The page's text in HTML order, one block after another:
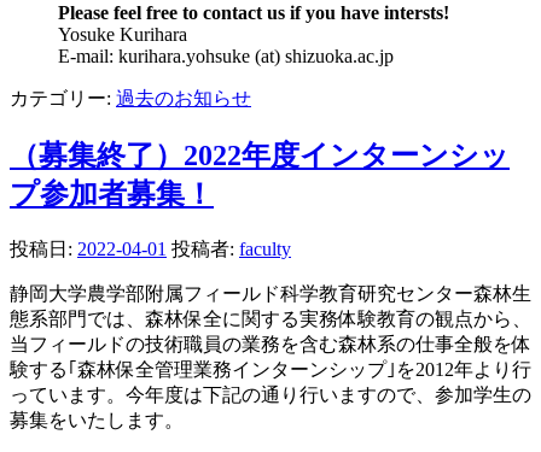
Please feel free to contact us if you have intersts!
Yosuke Kurihara
E-mail: kurihara.yohsuke (at) shizuoka.ac.jp
カテゴリー: 過去のお知らせ
（募集終了）2022年度インターンシッ
プ参加者募集！
投稿日: 2022-04-01 投稿者: faculty
静岡大学農学部附属フィールド科学教育研究センター森林生
態系部門では、森林保全に関する実務体験教育の観点から、
当フィールドの技術職員の業務を含む森林系の仕事全般を体
験する｢森林保全管理業務インターンシップ｣を2012年より行
っています。今年度は下記の通り行いますので、参加学生の
募集をいたします。